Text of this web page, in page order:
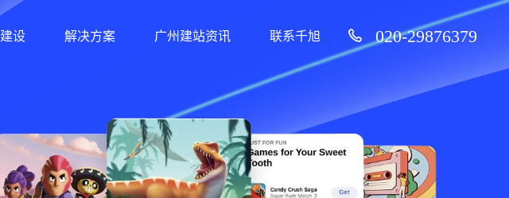
设 解决方案 广州建站资讯 联系千旭 020-29876379
件著作权/99%客户续费率）